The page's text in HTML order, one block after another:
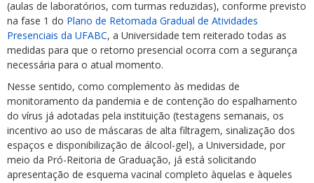
(aulas de laboratórios, com turmas reduzidas), conforme previsto
na fase 1 do Plano de Retomada Gradual de Atividades
Presenciais da UFABC, a Universidade tem reiterado todas as
medidas para que o retorno presencial ocorra com a segurança
necessária para o atual momento.
Nesse sentido, como complemento às medidas de
monitoramento da pandemia e de contenção do espalhamento
do vírus já adotadas pela instituição (testagens semanais, os
incentivo ao uso de máscaras de alta filtragem, sinalização dos
espaços e disponibilização de álcool-gel), a Universidade, por
meio da Pró-Reitoria de Graduação, já está solicitando
apresentação de esquema vacinal completo àquelas e àqueles